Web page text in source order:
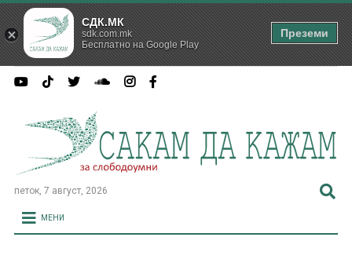
петок, 7 август, 2026
МЕНИ
СДК.МК
sdk.com.mk
Бесплатно на Google Play
Преземи